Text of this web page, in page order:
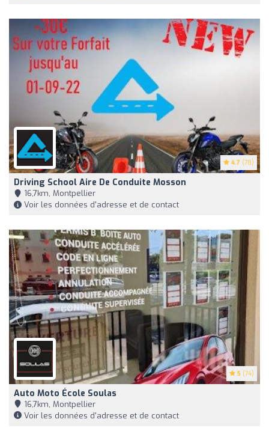
4.7 (78)
Driving School Aire De Conduite Mosson
16,7km, Montpellier
Voir les données d'adresse et de contact
5 (74)
Auto Moto École Soulas
16,7km, Montpellier
Voir les données d'adresse et de contact